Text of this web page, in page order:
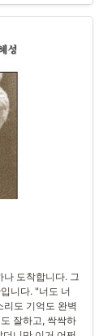
도착합니다. 그
니다. "너도 너
리도 기억도 완벽
잘하고, 싹싹하